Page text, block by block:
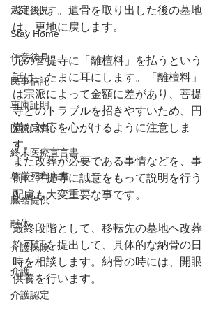
法定後見
Stay Home
任意後見
民事信託
車庫証明
医療同意
終末医療宣言書
尊厳死宣言書
臓器提供
献体
介護保険
介護
介護認定
移します。遺骨を取り出した後の墓地
は、更地に戻します。
元の菩提寺に「離檀料」を払うという
話は、たまに耳にします。「離檀料」
は宗派によって金額に差があり、菩提
寺とのトラブルを招きやすいため、円
満な対応を心がけるように注意しま
す。
また改葬が必要である事情などを、事
前に菩提寺に誠意をもって説明を行う
配慮も大変重要な事です。
最終段階として、移転先の墓地へ改葬
許可証を提出して、具体的な納骨の日
時を相談します。納骨の時には、開眼
供養を行います。